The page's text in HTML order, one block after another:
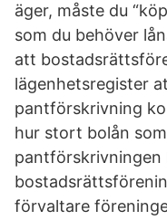
äger, måste du
som du behöver
att
lägenhetsregister
pantförskrivning
hur stort bolån
pantförskrivningen
förvaltare